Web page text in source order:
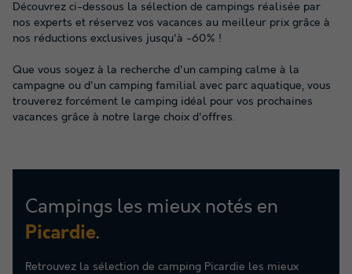
Découvrez ci-dessous la sélection de campings réalisée par
nos experts et réservez vos vacances au meilleur prix grâce à
nos réductions exclusives jusqu'à -60% !
Que vous soyez à la recherche d'un camping calme à la
campagne ou d'un camping familial avec parc aquatique, vous
trouverez forcément le camping idéal pour vos prochaines
vacances grâce à notre large choix d'offres.
Campings les mieux notés en
Picardie.
Retrouvez la sélection de camping Picardie les mieux